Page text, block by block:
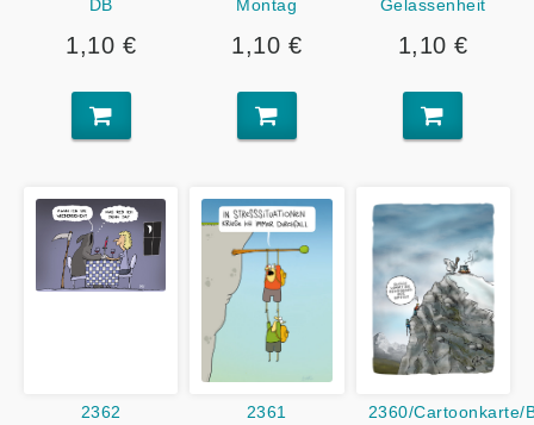
DB
1,10 €
Montag
1,10 €
Gelassenheit
1,10 €
2362
2361
2360/Cartoonkarte/